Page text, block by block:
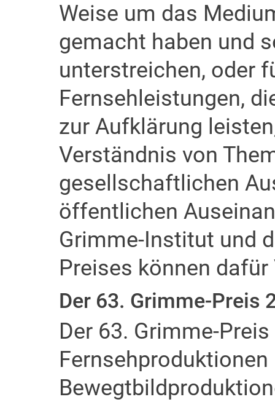
Weise um das
gemacht haben und
unterstreichen, oder
Fernsehleistungen,
zur Aufklärung
Verständnis von
gesellschaftlichen
öffentlichen
Grimme-Institut und
Preises können
Der 63. Grimme-Preis
Der 63. Grimme-
Fernsehproduktionen